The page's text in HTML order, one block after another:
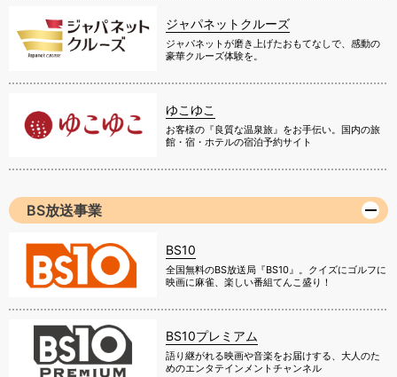
ジャパネットクルーズ
ジャパネットが磨き上げたおもてなしで、感動の
豪華クルーズ体験を。
ゆこゆこ
お客様の『良質な温泉旅』をお手伝い。国内の旅
館・宿・ホテルの宿泊予約サイト
BS放送事業
BS10
全国無料のBS放送局『BS10』。クイズにゴルフに
映画に麻雀、楽しい番組てんこ盛り！
BS10プレミアム
語り継がれる映画や音楽をお届けする、大人のた
めのエンタテインメントチャンネル